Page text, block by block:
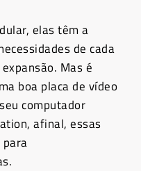
elas têm a
de cada
Mas é
boa placa de vídeo
computador
afinal, essas